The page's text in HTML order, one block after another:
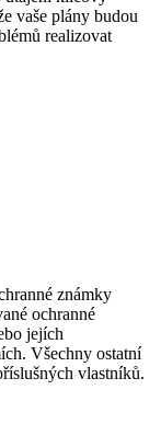
vaše plány budou
realizovat
známky
ochranné
jejích
Všechny ostatní
vlastníků.